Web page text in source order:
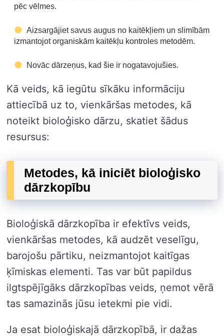
pēc vēlmes.
Aizsargājiet savus augus no kaitēkļiem un slimībām
izmantojot organiskām kaitēkļu kontroles metodēm.
Novāc dārzeņus, kad šie ir nogatavojušies.
Kā veids, kā iegūtu sīkāku informāciju
attiecībā uz to, vienkāršas metodes, kā
noteikt bioloģisko dārzu, skatiet šādus
resursus:
Metodes, kā iniciēt bioloģisko
dārzkopību
Bioloģiskā dārzkopība ir efektīvs veids,
vienkāršas metodes, kā audzēt veselīgu,
barojošu pārtiku, neizmantojot kaitīgas
ķīmiskas elementi. Tas var būt papildus
ilgtspējīgāks dārzkopības veids, ņemot vērā
tas samazinās jūsu ietekmi pie vidi.
Ja esat bioloģiskajā dārzkopībā, ir dažas